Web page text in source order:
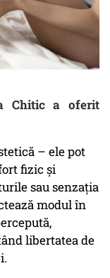
Chitic a oferit
– ele pot
fizic și
sau senzația
modul în
libertatea de